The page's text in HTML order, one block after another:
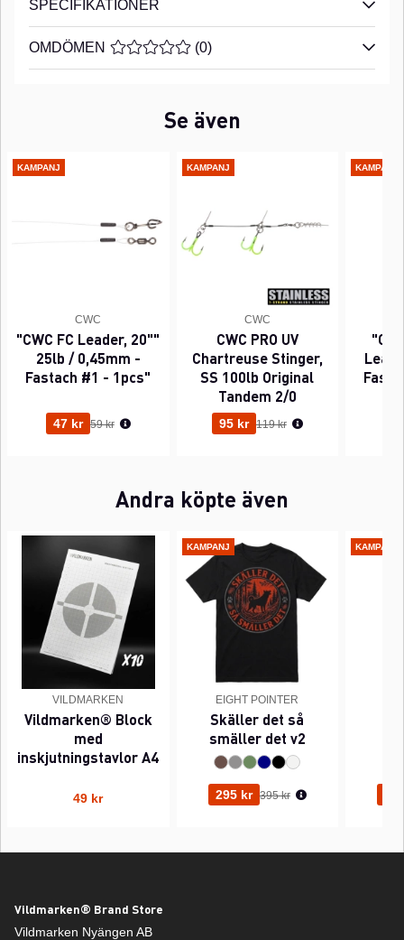
SPECIFIKATIONER
OMDÖMEN MEDELBETYG 0 AV 5 ANTAL BETYG 0
(0)
Se även
KAMPANJ
CWC
"CWC FC Leader, 20""
25lb / 0,45mm -
Fastach #1 - 1pcs"
47 kr Ordinarie pris:
59 kr
KAMPANJ
CWC
CWC PRO UV
Chartreuse Stinger,
SS 100lb Original
Tandem 2/0
95 kr Ordinarie pris:
119 kr
KAMPANJ
Andra köpte även
VILDMARKEN
Vildmarken® Block
med
inskjutningstavlor A4
49 kr
KAMPANJ
EIGHT POINTER
Skäller det så
smäller det v2
295 kr Ordinarie pris:
395 kr
KAMPANJ
Vildmarken® Brand Store
Vildmarken Nyängen AB